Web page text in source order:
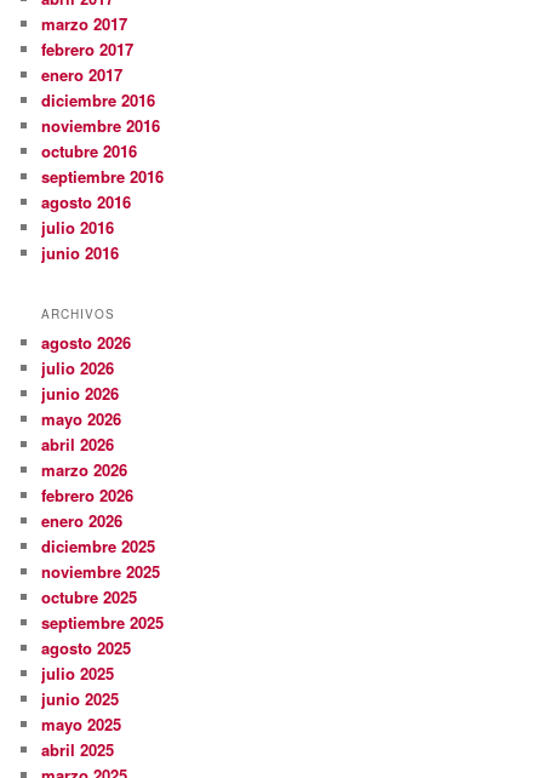
marzo 2017
febrero 2017
enero 2017
diciembre 2016
noviembre 2016
octubre 2016
septiembre 2016
agosto 2016
julio 2016
junio 2016
ARCHIVOS
agosto 2026
julio 2026
junio 2026
mayo 2026
abril 2026
marzo 2026
febrero 2026
enero 2026
diciembre 2025
noviembre 2025
octubre 2025
septiembre 2025
agosto 2025
julio 2025
junio 2025
mayo 2025
abril 2025